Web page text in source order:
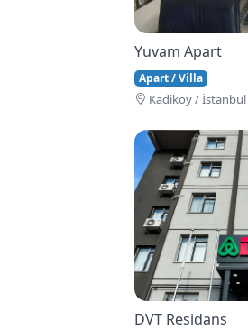
Yuvam Apart
Apart / Villa
Kadiköy / İstanbul
DVT Residans